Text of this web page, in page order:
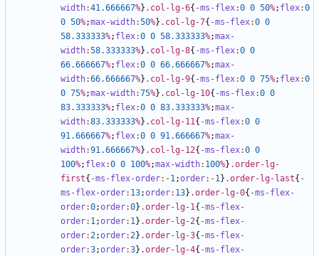
width:41.666667%} .col-lg-6{ -ms-flex:0 0 50%; flex:0
0 50%;max-width:50%} .col-lg-7{ -ms-flex:0 0
58.333333%; flex:0 0 58.333333%;max-
width:58.333333%} .col-lg-8{ -ms-flex:0 0
66.666667%; flex:0 0 66.666667%;max-
width:66.666667%} .col-lg-9{ -ms-flex:0 0 75%; flex:0
0 75%;max-width:75%} .col-lg-10{ -ms-flex:0 0
83.333333%; flex:0 0 83.333333%;max-
width:83.333333%} .col-lg-11{ -ms-flex:0 0
91.666667%; flex:0 0 91.666667%;max-
width:91.666667%} .col-lg-12{ -ms-flex:0 0
100%; flex:0 0 100%;max-width: 100%} .order-lg-
first{ -ms-flex-order:-1;order:-1} .order-lg-last{ -
ms-flex-order: 13;order: 13} .order-lg-0{ -ms-flex-
order:0;order:0} .order-lg-1{ -ms-flex-
order: 1;order: 1} .order-lg-2{ -ms-flex-
order:2;order:2} .order-lg-3{ -ms-flex-
order:3;order:3} .order-lg-4{ -ms-flex-